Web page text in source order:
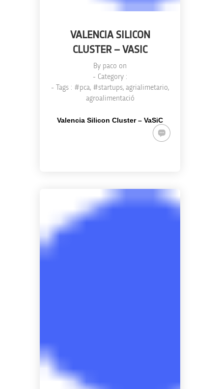
VALENCIA SILICON
CLUSTER – VASIC
By paco on
- Category :
- Tags : #pca, #startups, agrialimetario,
agroalimentació
Valencia Silicon Cluster – VaSiC